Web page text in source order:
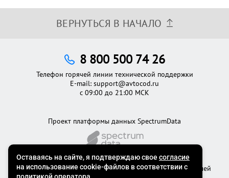
ВЕРНУТЬСЯ В НАЧАЛО
©2012 - 2026Официальный сервис проверки автомобилей
Проект платформы данных SpectrumData
8 800 500 74 26
Телефон горячей линии технической поддержки
E-mail: support@avtocod.ru
с 09:00 до 21:00 МСК